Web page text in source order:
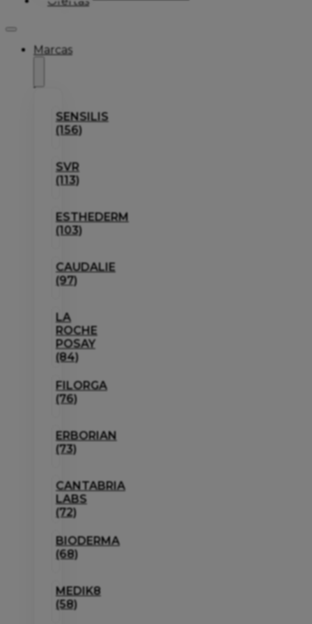
Marcas
SENSILIS
(156)
SVR
(113)
ESTHEDERM
(103)
CAUDALIE
(97)
LA
ROCHE
POSAY
(84)
FILORGA
(76)
ERBORIAN
(73)
CANTABRIA
LABS
(72)
BIODERMA
(68)
MEDIK8
(58)